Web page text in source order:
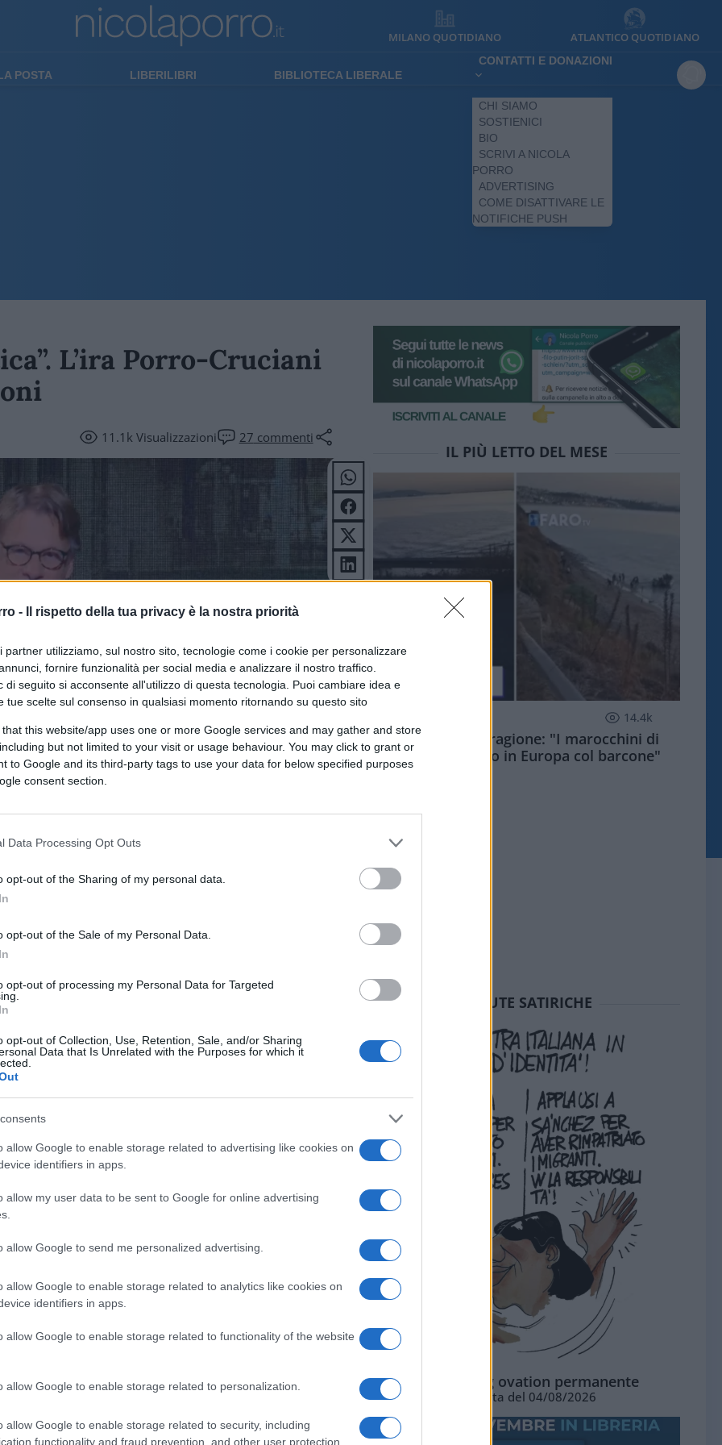
- Il rispetto della tua privacy è la nostra priorità
partner utilizziamo, sul nostro sito, tecnologie come i cookie per personalizzare
fornire funzionalità per social media e analizzare il nostro traffico.
di seguito si acconsente all'utilizzo di questa tecnologia. Puoi cambiare idea e
tue scelte sul consenso in qualsiasi momento ritornando su questo sito
that this website/app uses one or more Google services and may gather and store
but not limited to your visit or usage behaviour. You may click to grant or
to Google and its third-party tags to use your data for below specified purposes
consent section.
Data Processing Opt Outs
opt-out of the Sharing of my personal data.
opt-out of the Sale of my Personal Data.
opt-out of processing my Personal Data for Targeted
opt-out of Collection, Use, Retention, Sale, and/or Sharing
Data that Is Unrelated with the Purposes for which it
allow Google to enable storage related to advertising like cookies on
identifiers in apps.
allow my user data to be sent to Google for online advertising
allow Google to send me personalized advertising.
allow Google to enable storage related to analytics like cookies on
identifiers in apps.
allow Google to enable storage related to functionality of the website
allow Google to enable storage related to personalization.
allow Google to enable storage related to security, including
functionality and fraud prevention, and other user protection.
MILANO QUOTIDIANO ATLANTICO QUOTIDIANO
POSTA LIBERILIBRI BIBLIOTECA LIBERALE
CONTATTI E DONAZIONI
CHI SIAMO
SOSTIENICI
BIO
SCRIVI A NICOLA
PORRO
ADVERTISING
COME DISATTIVARE LE
NOTIFICHE PUSH
L’ira Porro-Cruciani
11.1kVisualizzazioni 27 commenti
CLICCA QUI
in Ateneo continua a tenere banco.
di
al “tavolo per due” per commentare
irriverente che li contraddistingue.
soprattutto per chi chiede addirittura che
vogliono portarli in carcere coi
di questa
commentato sui social la creazione di
ironiche a tratti legittimamente critiche
di espressione, si diceva una volta.
la Bocconi li sospende
arriva dalle università
e sberleffo, oggi invece gli studenti
ai servizi sociali”, dice Cruciani.
che nulla c’entra con l’Università, la follia
IL PIÙ LETTO DEL MESE
14.4k
Meloni aveva ragione: "I marocchini di
Ceuta sbarcano in Europa col barcone"
SEDUTE SATIRICHE
La standing ovation permanente
Vignetta del 04/08/2026